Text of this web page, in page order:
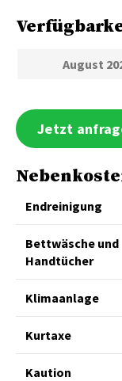
August
Jetzt
Endreinigung
Bettwäsche und
Handtücher
Klimaanlage
Kurtaxe
Kaution